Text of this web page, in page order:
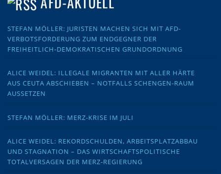
STEFAN MÖLLER: JURISTEN MACHEN SICH MIT AFD-
VERBOTSFORDERUNG ZUM ENDGEGNER DER
FREIHEITLICH-DEMOKRATISCHEN GRUNDORDNUNG
ALICE WEIDEL: ILLEGALE MIGRANTEN MIT ALLER HÄRTE
AUS CEUTA ABSCHIEBEN – NOTFALLS SCHENGEN-RAUM
AUSSETZEN
STEFAN MÖLLER: MERZ-KRISE IM JULI
ALICE WEIDEL: REKORDSCHULDEN, ARBEITSPLATZABBAU
UND STAGNATION – DAS WIRTSCHAFTSPOLITISCHE
TOTALVERSAGEN DER MERZ-REGIERUNG